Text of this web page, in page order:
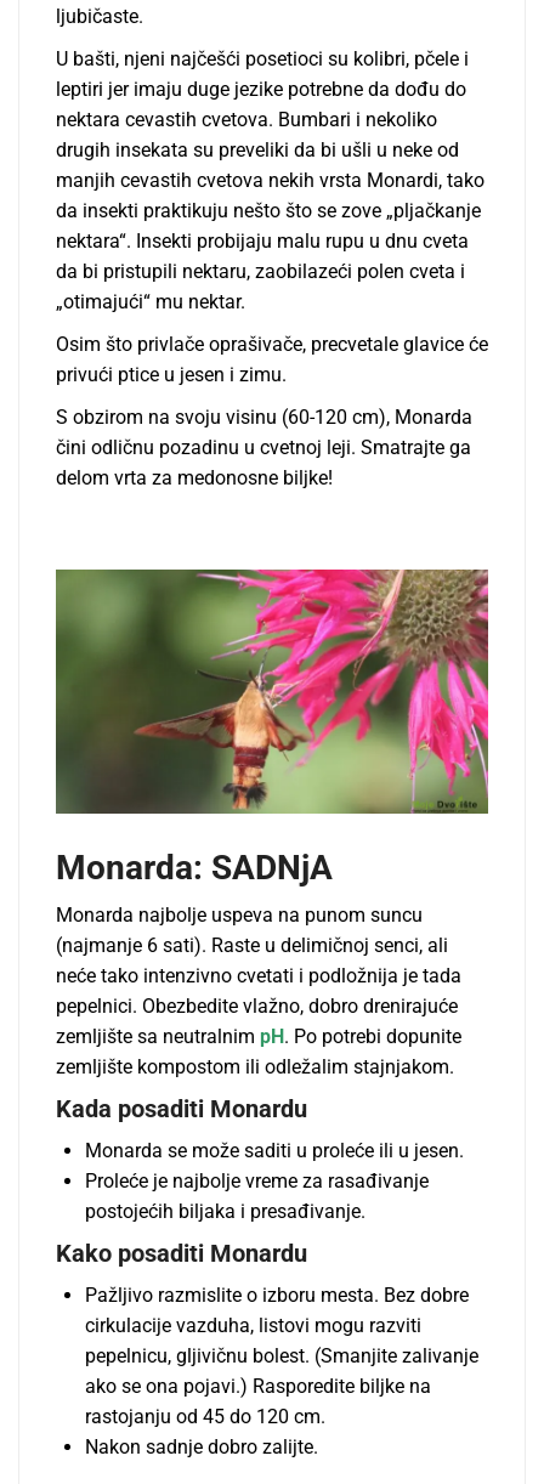
lјubičaste.
U bašti, njeni najčešći posetioci su kolibri, pčele i
leptiri jer imaju duge jezike potrebne da dođu do
nektara cevastih cvetova. Bumbari i nekoliko
drugih insekata su preveliki da bi ušli u neke od
manjih cevastih cvetova nekih vrsta Monardi, tako
da insekti praktikuju nešto što se zove „plјačkanje
nektara“. Insekti probijaju malu rupu u dnu cveta
da bi pristupili nektaru, zaobilazeći polen cveta i
„otimajući“ mu nektar.
Osim što privlače oprašivače, precvetale glavice će
privući ptice u jesen i zimu.
S obzirom na svoju visinu (60-120 cm), Monarda
čini odličnu pozadinu u cvetnoj leji. Smatrajte ga
delom vrta za medonosne biljke!
Monarda: SADNјA
Monarda najbolјe uspeva na punom suncu
(najmanje 6 sati). Raste u delimičnoj senci, ali
neće tako intenzivno cvetati i podložnija je tada
pepelnici. Obezbedite vlažno, dobro drenirajuće
zemlјište sa neutralnim pH. Po potrebi dopunite
zemlјište kompostom ili odležalim stajnjakom.
Kada posaditi Monardu
Monarda se može saditi u proleće ili u jesen.
Proleće je najbolјe vreme za rasađivanje
postojećih bilјaka i presađivanje.
Kako posaditi Monardu
Pažlјivo razmislite o izboru mesta. Bez dobre
cirkulacije vazduha, listovi mogu razviti
pepelnicu, glјivičnu bolest. (Smanjite zalivanje
ako se ona pojavi.) Rasporedite bilјke na
rastojanju od 45 do 120 cm.
Nakon sadnje dobro zalijte.